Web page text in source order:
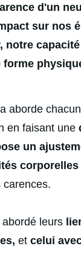
d'un
sur nos
notre
aborde
en faisant une
un
carences.
leurs
et celui